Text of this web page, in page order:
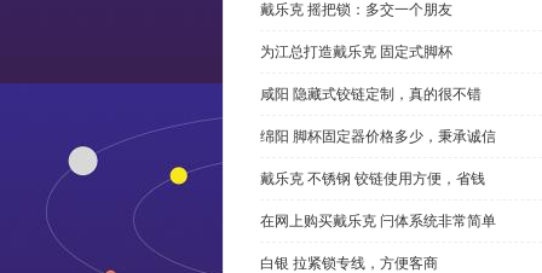
戴乐克 摇把锁：多交一个朋友
为江总打造戴乐克 固定式脚杯
咸阳 隐藏式铰链定制，真的很不错
绵阳 脚杯固定器价格多少，秉承诚信
戴乐克 不锈钢 铰链使用方便，省钱
在网上购买戴乐克 闩体系统非常简单
白银 拉紧锁专线，方便客商